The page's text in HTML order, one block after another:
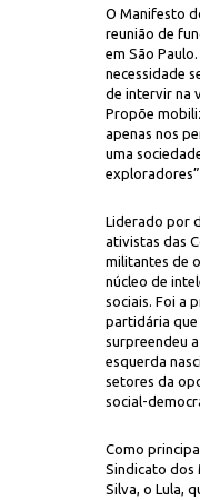
O Manifesto
reunião de
em São
necessidade
de intervir na
Propõe
apenas nos
uma
Liderado por
ativistas das
militantes de
núcleo de
sociais. Foi a
partidária que
surpreendeu
esquerda
setores da
social-
Como
Sindicato dos
Silva, o Lula,